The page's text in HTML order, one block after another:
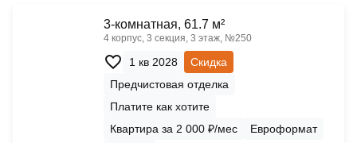
3-комнатная, 61.7 м²
4 корпус, 3 секция, 3 этаж, №250
1 кв 2028
Скидка
Предчистовая отделка
Платите как хотите
Квартира за 2 000 ₽/мес
Евроформат